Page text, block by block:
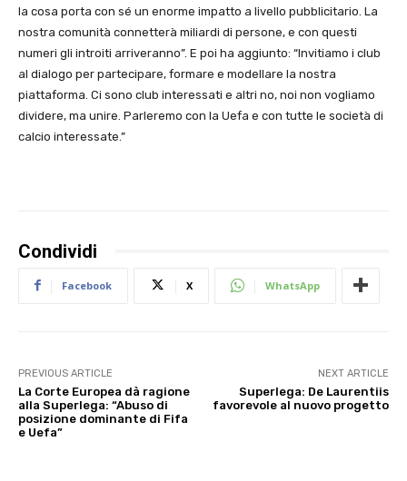
la cosa porta con sé un enorme impatto a livello pubblicitario. La
nostra comunità connetterà miliardi di persone, e con questi
numeri gli introiti arriveranno”. E poi ha aggiunto: “Invitiamo i club
al dialogo per partecipare, formare e modellare la nostra
piattaforma. Ci sono club interessati e altri no, noi non vogliamo
dividere, ma unire. Parleremo con la Uefa e con tutte le società di
calcio interessate.”
Condividi
Facebook X WhatsApp
PREVIOUS ARTICLE
La Corte Europea dà ragione
alla Superlega: “Abuso di
posizione dominante di Fifa
e Uefa”
NEXT ARTICLE
Superlega: De Laurentiis
favorevole al nuovo progetto